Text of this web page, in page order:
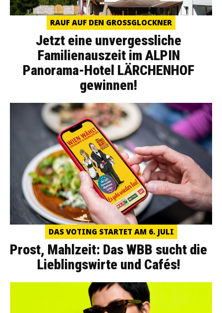
RAUF AUF DEN GROSSGLOCKNER
Jetzt eine unvergessliche
Familienauszeit im ALPIN
Panorama-Hotel LÄRCHENHOF
gewinnen!
DAS VOTING STARTET AM 6. JULI
Prost, Mahlzeit: Das WBB sucht die
Lieblingswirte und Cafés!